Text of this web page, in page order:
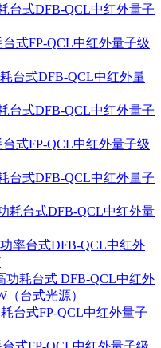
台式DFB-QCL中红外量子
式FP-QCL中红外量子级
台式DFB-QCL中红外量
台式DFB-QCL中红外量子
式FP-QCL中红外量子级
台式DFB-QCL中红外量子
耗台式DFB-QCL中红外量
率台式DFB-QCL中红外
功耗台式 DFB-QCL中红外
（台式光源）
台式FP-QCL中红外量子